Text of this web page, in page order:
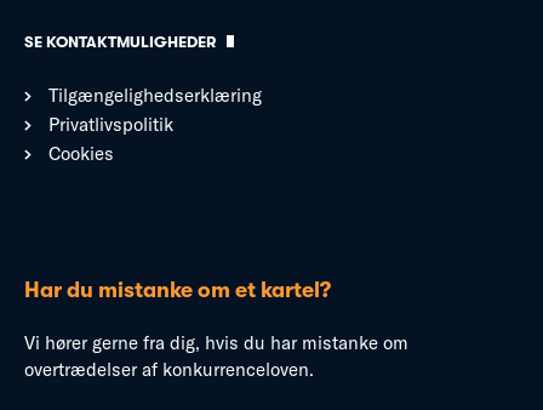
SE KONTAKTMULIGHEDER
Tilgængelighedserklæring
Privatlivspolitik
Cookies
Har du mistanke om et kartel?
Vi hører gerne fra dig, hvis du har mistanke om
overtrædelser af konkurrenceloven.